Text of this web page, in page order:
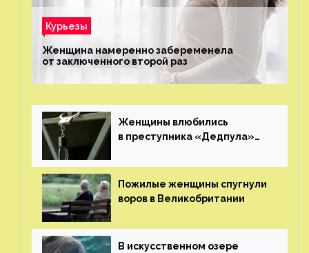
Курьезы
Женщина намеренно забеременела
от заключенного второй раз
Женщины влюбились
в преступника «Дедпула»
ему жизнь
Пожилые женщины спугнули
воров в Великобритании
В искусственном озере